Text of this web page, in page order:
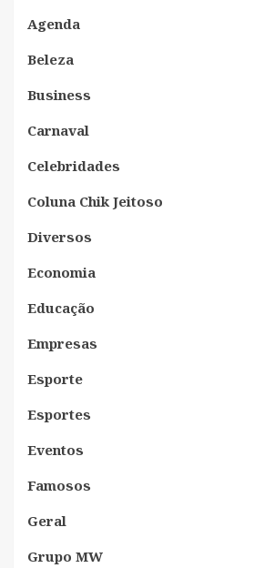
Agenda
Beleza
Business
Carnaval
Celebridades
Coluna Chik Jeitoso
Diversos
Economia
Educação
Empresas
Esporte
Esportes
Eventos
Famosos
Geral
Grupo MW